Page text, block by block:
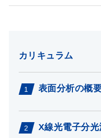
カリキュラム
表面分析の概
X線光電子分